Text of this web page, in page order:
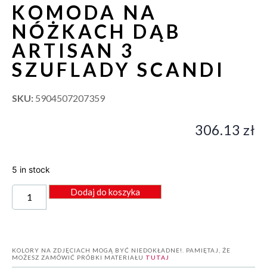
KOMODA NA
NÓŻKACH DĄB
ARTISAN 3
SZUFLADY SCANDI
SKU: 5904507207359
306.13 zł
5 in stock
Dodaj do koszyka
KOLORY NA ZDJĘCIACH MOGĄ BYĆ NIEDOKŁADNE!. PAMIĘTAJ, ŻE
MOŻESZ ZAMÓWIĆ PRÓBKI MATERIAŁU TUTAJ